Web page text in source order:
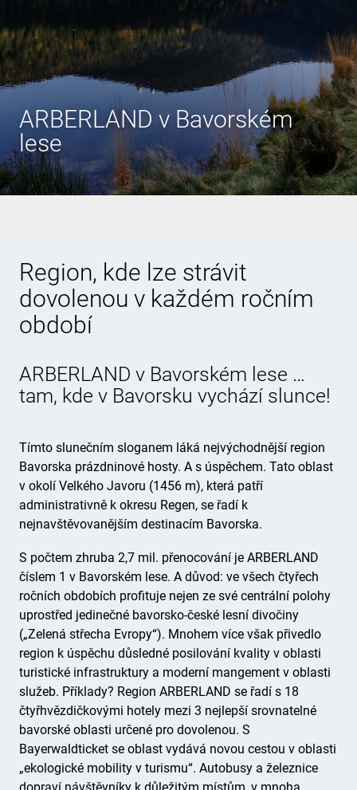
ARBERLAND v Bavorském
lese
Region, kde lze strávit
dovolenou v každém ročním
období
ARBERLAND v Bavorském lese …
tam, kde v Bavorsku vychází slunce!
Tímto slunečním sloganem láká nejvýchodnější region
Bavorska prázdninové hosty. A s úspěchem. Tato oblast
v okolí Velkého Javoru (1456 m), která patří
administrativně k okresu Regen, se řadí k
nejnavštěvovanějším destinacím Bavorska.
S počtem zhruba 2,7 mil. přenocování je ARBERLAND
číslem 1 v Bavorském lese. A důvod: ve všech čtyřech
ročních obdobích profituje nejen ze své centrální polohy
uprostřed jedinečné bavorsko-české lesní divočiny
(„Zelená střecha Evropy“). Mnohem více však přivedlo
region k úspěchu důsledné posilování kvality v oblasti
turistické infrastruktury a moderní mangement v oblasti
služeb. Příklady? Region ARBERLAND se řadí s 18
čtyřhvězdičkovými hotely mezi 3 nejlepší srovnatelné
bavorské oblasti určené pro dovolenou. S
Bayerwaldticket se oblast vydává novou cestou v oblasti
„ekologické mobility v turismu“. Autobusy a železnice